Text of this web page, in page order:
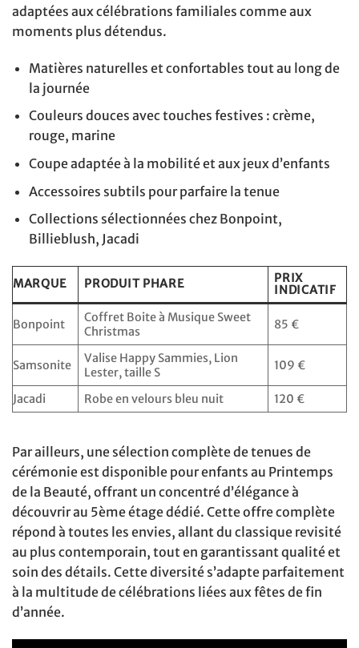
adaptées aux célébrations familiales comme aux
moments plus détendus.
Matières naturelles et confortables tout au long de
la journée
Couleurs douces avec touches festives : crème,
rouge, marine
Coupe adaptée à la mobilité et aux jeux d’enfants
Accessoires subtils pour parfaire la tenue
Collections sélectionnées chez Bonpoint,
Billieblush, Jacadi
MARQUE PRODUIT PHARE
PRIX
INDICATIF
Bonpoint
Coffret Boite à Musique Sweet
Christmas
85 €
Samsonite
Valise Happy Sammies, Lion
Lester, taille S
109 €
Jacadi Robe en velours bleu nuit 120 €
Par ailleurs, une sélection complète de tenues de
cérémonie est disponible pour enfants au Printemps
de la Beauté, offrant un concentré d’élégance à
découvrir au 5ème étage dédié. Cette offre complète
répond à toutes les envies, allant du classique revisité
au plus contemporain, tout en garantissant qualité et
soin des détails. Cette diversité s’adapte parfaitement
à la multitude de célébrations liées aux fêtes de fin
d’année.